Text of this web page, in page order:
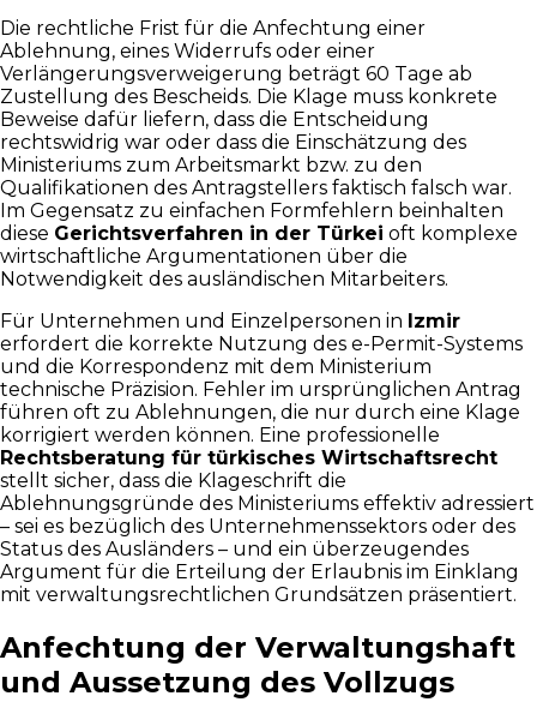
Die rechtliche Frist für die Anfechtung einer
Ablehnung, eines Widerrufs oder einer
Verlängerungsverweigerung beträgt 60 Tage ab
Zustellung des Bescheids. Die Klage muss konkrete
Beweise dafür liefern, dass die Entscheidung
rechtswidrig war oder dass die Einschätzung des
Ministeriums zum Arbeitsmarkt bzw. zu den
Qualifikationen des Antragstellers faktisch falsch war.
Im Gegensatz zu einfachen Formfehlern beinhalten
diese Gerichtsverfahren in der Türkei oft komplexe
wirtschaftliche Argumentationen über die
Notwendigkeit des ausländischen Mitarbeiters.
Für Unternehmen und Einzelpersonen in Izmir
erfordert die korrekte Nutzung des e-Permit-Systems
und die Korrespondenz mit dem Ministerium
technische Präzision. Fehler im ursprünglichen Antrag
führen oft zu Ablehnungen, die nur durch eine Klage
korrigiert werden können. Eine professionelle
Rechtsberatung für türkisches Wirtschaftsrecht
stellt sicher, dass die Klageschrift die
Ablehnungsgründe des Ministeriums effektiv adressiert
– sei es bezüglich des Unternehmenssektors oder des
Status des Ausländers – und ein überzeugendes
Argument für die Erteilung der Erlaubnis im Einklang
mit verwaltungsrechtlichen Grundsätzen präsentiert.
Anfechtung der Verwaltungshaft
und Aussetzung des Vollzugs